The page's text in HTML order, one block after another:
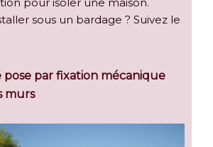
pour isoler une maison.
sous un bardage ? Suivez le
pose par fixation mécanique
murs